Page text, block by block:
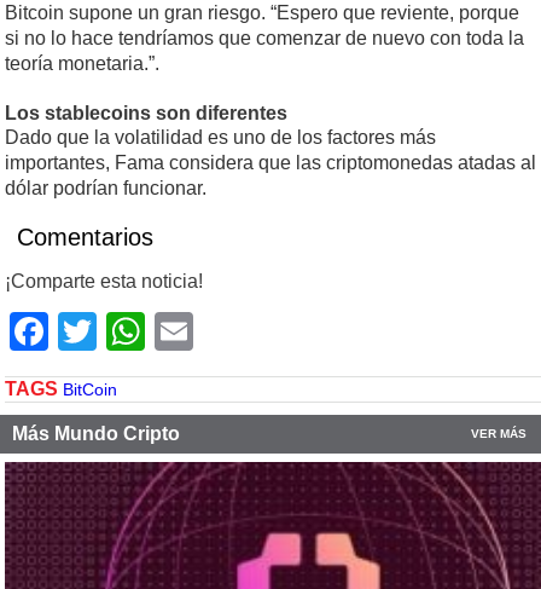
Bitcoin supone un gran riesgo. “Espero que reviente, porque
si no lo hace tendríamos que comenzar de nuevo con toda la
teoría monetaria.”.
Los stablecoins son diferentes
Dado que la volatilidad es uno de los factores más
importantes, Fama considera que las criptomonedas atadas al
dólar podrían funcionar.
Comentarios
¡Comparte esta noticia!
Facebook
TwitterWhatsApp
TAGS BitCoin
Más Mundo Cripto VER MÁS